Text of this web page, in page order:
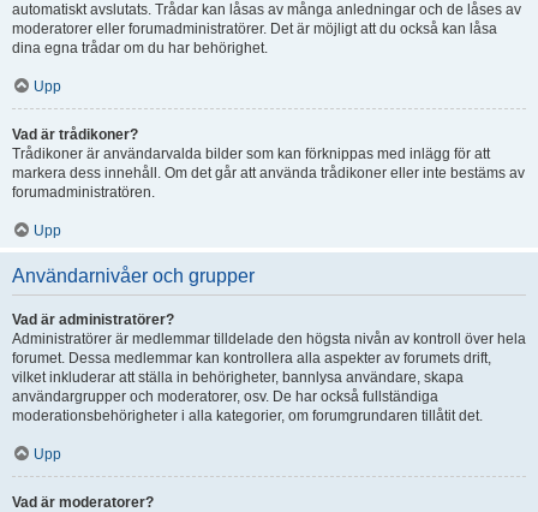
automatiskt avslutats. Trådar kan låsas av många anledningar och de låses av
moderatorer eller forumadministratörer. Det är möjligt att du också kan låsa
dina egna trådar om du har behörighet.
Upp
Vad är trådikoner?
Trådikoner är användarvalda bilder som kan förknippas med inlägg för att
markera dess innehåll. Om det går att använda trådikoner eller inte bestäms av
forumadministratören.
Upp
Användarnivåer och grupper
Vad är administratörer?
Administratörer är medlemmar tilldelade den högsta nivån av kontroll över hela
forumet. Dessa medlemmar kan kontrollera alla aspekter av forumets drift,
vilket inkluderar att ställa in behörigheter, bannlysa användare, skapa
användargrupper och moderatorer, osv. De har också fullständiga
moderationsbehörigheter i alla kategorier, om forumgrundaren tillåtit det.
Upp
Vad är moderatorer?